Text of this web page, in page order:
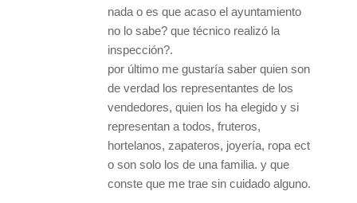
nada o es que acaso el ayuntamiento
no lo sabe? que técnico realizó la
inspección?.
por último me gustaría saber quien son
de verdad los representantes de los
vendedores, quien los ha elegido y si
representan a todos, fruteros,
hortelanos, zapateros, joyería, ropa ect
o son solo los de una familia. y que
conste que me trae sin cuidado alguno.